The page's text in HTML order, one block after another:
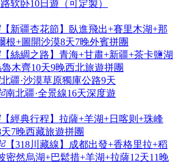
软卧10日遊（可定製）
【新疆杏花節】臥進飛出+賽里木湖+那
根+圖開沙漠8天7晚外賓拼團
【絲綢之路】青海+甘肅+新疆+茶卡鹽湖
木齊10天9晚西北旅遊拼團
北疆·沙漠草原獨庫公路9天
南北疆·全景線16天深度遊
【經典行程】拉薩+羊湖+日喀则+珠峰
7晚西藏旅遊拼團
【318川藏線】成都出發+香格里拉+稻
密然烏湖+巴鬆措+羊湖+拉薩12天11晚